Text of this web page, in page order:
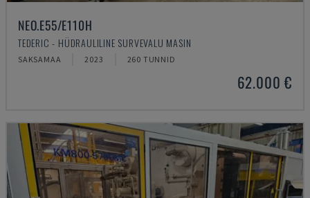
NEO.E55/E110H
TEDERIC - HÜDRAULILINE SURVEVALU MASIN
SAKSAMAA 2023 260 TUNNID
62.000 €